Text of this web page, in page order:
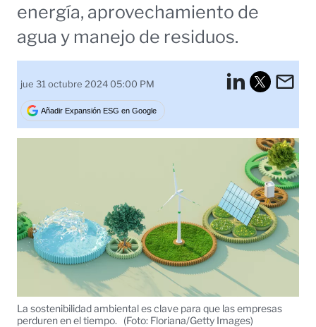
energía, aprovechamiento de
agua y manejo de residuos.
jue 31 octubre 2024 05:00 PM
Añadir Expansión ESG en Google
La sostenibilidad ambiental es clave para que las empresas
perduren en el tiempo.
(Foto: Floriana/Getty Images)